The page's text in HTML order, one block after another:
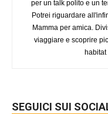
per un talk polito e un
Potrei riguardare
Mamma per amica.
viaggiare e scoprire
SEGUICI SUI